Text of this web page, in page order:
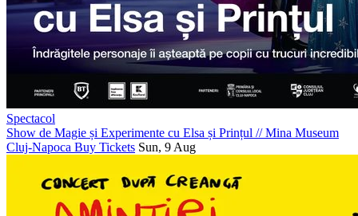
Spectacol
Show de Magie și Experimente cu Elsa și Prințul //Mina Museum
Cluj-Napoca Buy Tickets Sun, 9 Aug